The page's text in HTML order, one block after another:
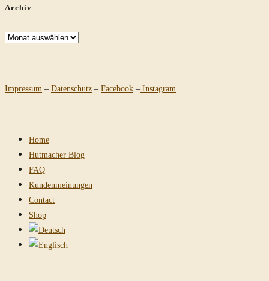
Archiv
Archiv
Impressum – Datenschutz – Facebook – Instagram
Home
Hutmacher Blog
FAQ
Kundenmeinungen
Contact
Shop